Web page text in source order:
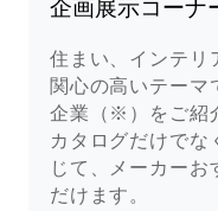
企画展示コーナ
住まい、インテリ
関心の高いテーマ
企業（※）をご紹
カタログだけでな
じて、メーカーお
だけます。